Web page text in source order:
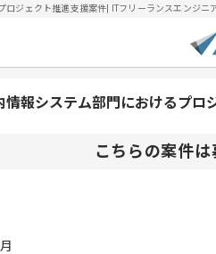
ロジェクト推進支援案件| ITフリーランスエンジ
情報システム部門におけるプ
こちらの案件